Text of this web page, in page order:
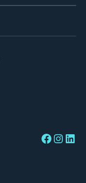
Facebook Instagram LinkedIn